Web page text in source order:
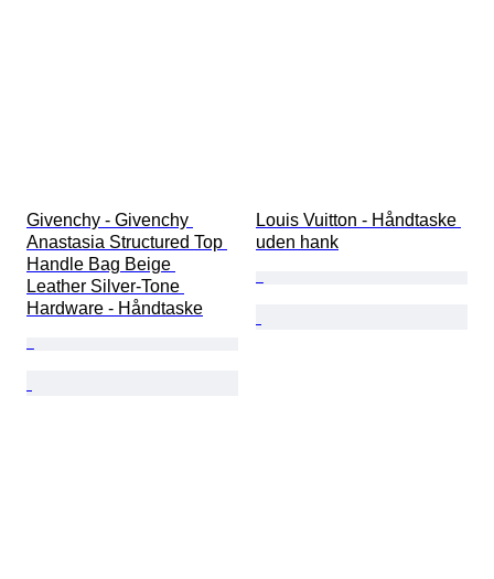
Givenchy - Givenchy
Anastasia Structured Top
Handle Bag Beige
Leather Silver-Tone
Hardware - Håndtaske
Louis Vuitton - Håndtaske
uden hank